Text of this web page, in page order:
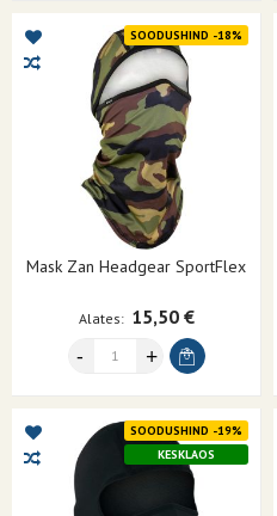
SOODUSHIND -18%
Mask Zan Headgear SportFlex
Alates 15,50 €
SOODUSHIND -19%
KESKLAOS